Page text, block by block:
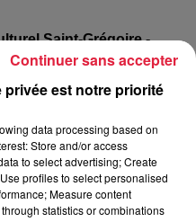
Saint-Grégoire -
(68)
CARCELLE
vallee-
est notre priorité
data processing based on
Store and/or access
to select advertising; Create
profiles to select personalised
Measure content
statistics or combinations
Continuer sans accepter